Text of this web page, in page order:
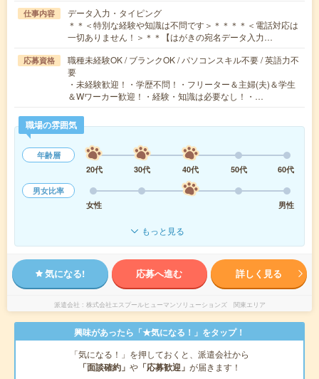
仕事内容
データ入力・タイピング
＊＊＜特別な経験や知識は不問です＞＊＊＊＊＜電話対応は
一切ありません！＞＊＊【はがきの宛名データ入力…
応募資格
職種未経験OK / ブランクOK / パソコンスキル不要 / 英語力不
要
・未経験歓迎！・学歴不問！・フリーター＆主婦(夫)＆学生
＆Wワーカー歓迎！・経験・知識は必要なし！・…
職場の雰囲気
年齢層
20代
30代 40代 50代
60代
男女比率
女性
男性
もっと見る
気になる! 応募へ進む 詳しく見る
派遣会社 株式会社エスプールヒューマンソリューションズ 関東エリア
興味があったら「★気になる！」をタップ！
「気になる！」を押しておくと、派遣会社から
「面談確約」 や 「応募歓迎」 が届きます！